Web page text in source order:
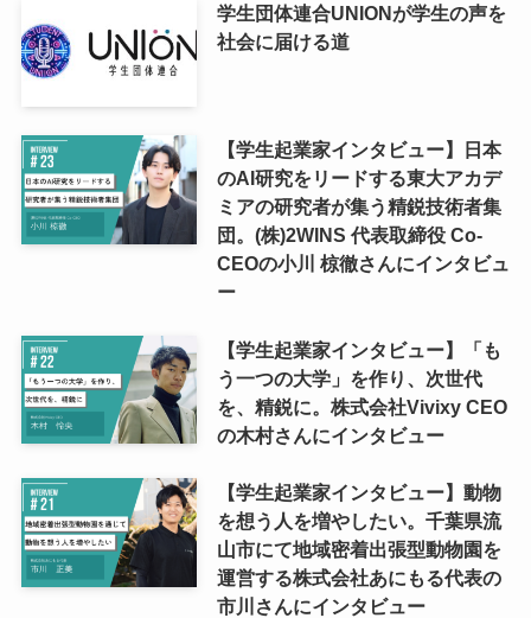
学生団体連合UNIONが学生の声を
社会に届ける道
【学生起業家インタビュー】日本
のAI研究をリードする東大アカデ
ミアの研究者が集う精鋭技術者集
団。(株)2WINS 代表取締役 Co-
CEOの小川 椋徹さんにインタビュ
ー
【学生起業家インタビュー】「も
う一つの大学」を作り、次世代
を、精鋭に。株式会社Vivixy CEO
の木村さんにインタビュー
【学生起業家インタビュー】動物
を想う人を増やしたい。千葉県流
山市にて地域密着出張型動物園を
運営する株式会社あにもる代表の
市川さんにインタビュー